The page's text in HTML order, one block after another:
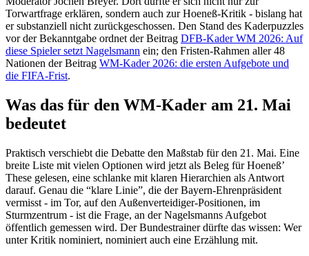
Torwartfrage erklären, sondern auch zur Hoeneß-Kritik - bislang hat
er substanziell nicht zurückgeschossen. Den Stand des Kaderpuzzles
vor der Bekanntgabe ordnet der Beitrag DFB-Kader WM 2026: Auf
diese Spieler setzt Nagelsmann ein; den Fristen-Rahmen aller 48
Nationen der Beitrag WM-Kader 2026: die ersten Aufgebote und
die FIFA-Frist.
Was das für den WM-Kader am 21. Mai
bedeutet
Praktisch verschiebt die Debatte den Maßstab für den 21. Mai. Eine
breite Liste mit vielen Optionen wird jetzt als Beleg für Hoeneß’
These gelesen, eine schlanke mit klaren Hierarchien als Antwort
darauf. Genau die “klare Linie”, die der Bayern-Ehrenpräsident
vermisst - im Tor, auf den Außenverteidiger-Positionen, im
Sturmzentrum - ist die Frage, an der Nagelsmanns Aufgebot
öffentlich gemessen wird. Der Bundestrainer dürfte das wissen: Wer
unter Kritik nominiert, nominiert auch eine Erzählung mit.